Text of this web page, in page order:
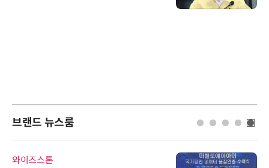
브랜드 뉴스룸
와이즈스톤